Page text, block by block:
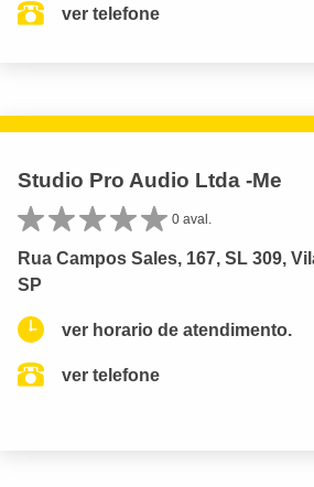
ver telefone
Studio Pro Audio Ltda -Me
0 aval.
Rua Campos Sales, 167, SL 309,
SP
ver horario de atendimento.
ver telefone